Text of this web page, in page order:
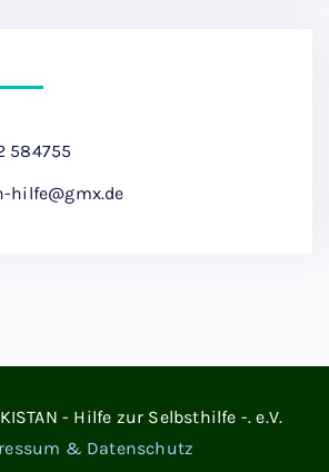
584755
hilfe@gmx.de
- Hilfe zur Selbsthilfe -. e.V.
& Datenschutz